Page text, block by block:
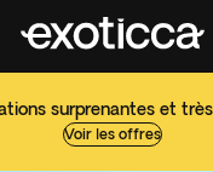
surprenantes et
Voir les offres